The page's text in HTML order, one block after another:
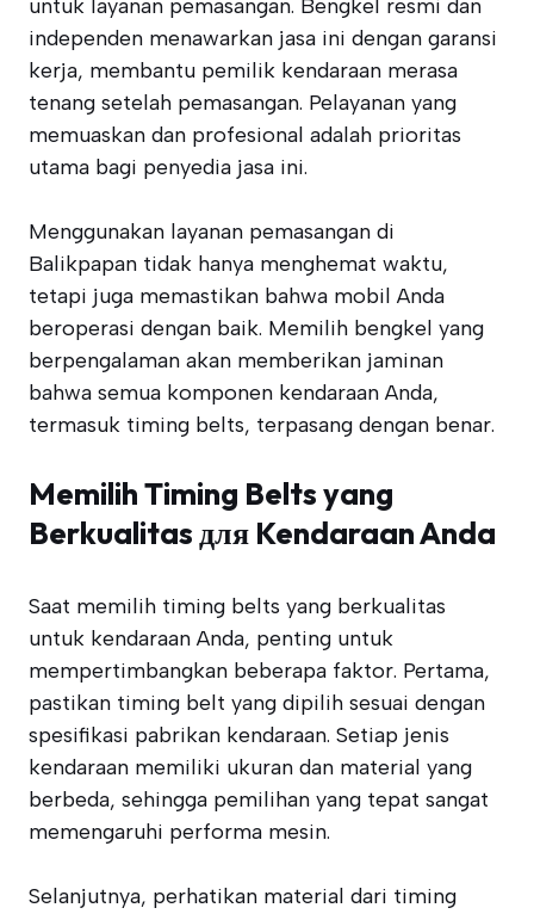
untuk layanan pemasangan. Bengkel resmi dan
independen menawarkan jasa ini dengan garansi
kerja, membantu pemilik kendaraan merasa
tenang setelah pemasangan. Pelayanan yang
memuaskan dan profesional adalah prioritas
utama bagi penyedia jasa ini.
Menggunakan layanan pemasangan di
Balikpapan tidak hanya menghemat waktu,
tetapi juga memastikan bahwa mobil Anda
beroperasi dengan baik. Memilih bengkel yang
berpengalaman akan memberikan jaminan
bahwa semua komponen kendaraan Anda,
termasuk timing belts, terpasang dengan benar.
Memilih Timing Belts yang
Berkualitas для Kendaraan Anda
Saat memilih timing belts yang berkualitas
untuk kendaraan Anda, penting untuk
mempertimbangkan beberapa faktor. Pertama,
pastikan timing belt yang dipilih sesuai dengan
spesifikasi pabrikan kendaraan. Setiap jenis
kendaraan memiliki ukuran dan material yang
berbeda, sehingga pemilihan yang tepat sangat
memengaruhi performa mesin.
Selanjutnya, perhatikan material dari timing